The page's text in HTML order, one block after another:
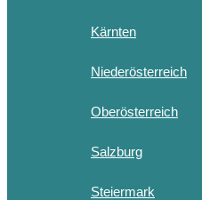
Kärnten
Niederösterreich
Oberösterreich
Salzburg
Steiermark